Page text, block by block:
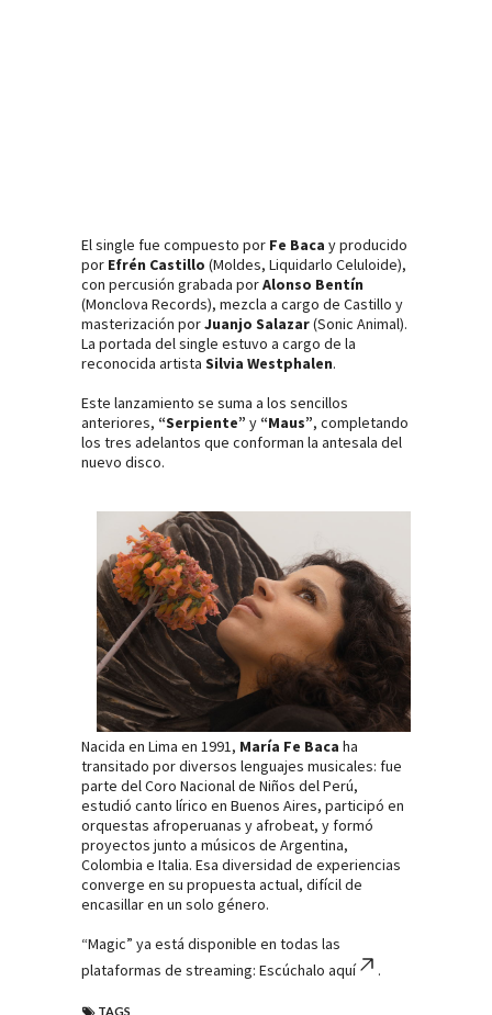
El single fue compuesto por Fe Baca y producido
por Efrén Castillo (Moldes, Liquidarlo Celuloide),
con percusión grabada porAlonso Bentín
(Monclova Records), mezcla a cargo de Castillo y
masterización porJuanjo Salazar(Sonic Animal).
La portada del single estuvo a cargo de la
reconocida artista Silvia Westphalen.
Este lanzamiento se suma a los sencillos
anteriores, “Serpiente” y “Maus”, completando
los tres adelantos que conforman la antesala del
nuevo disco.
Nacida en Lima en 1991, María Fe Baca ha
transitado por diversos lenguajes musicales: fue
parte del Coro Nacional de Niños del Perú,
estudió canto lírico en Buenos Aires, participó en
orquestas afroperuanas y afrobeat, y formó
proyectos junto a músicos de Argentina,
Colombia e Italia. Esa diversidad de experiencias
converge en su propuesta actual, difícil de
encasillar en un solo género.
“Magic” ya está disponible en todas las
plataformas de streaming: Escúchalo aquí .
TAGS